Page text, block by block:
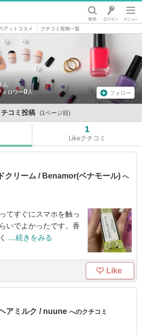
アットコスメ クチコミ投稿一覧
ん
0 フォロー
チコミ投稿 (1ページ目)
1
Likeクチコミ
クリーム / Benamor(ベナモール) へ
てすぐにスマホを触っ
いでよかったです。香
…続きをみる
Like
アミルク / nuune へのクチコミ